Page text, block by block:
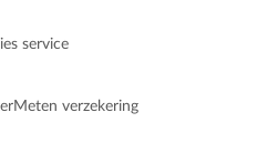
service
verzekering